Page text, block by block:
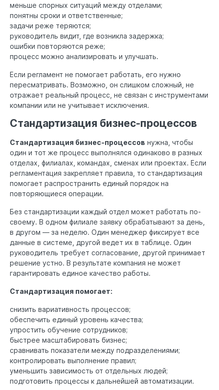
меньше спорных ситуаций между отделами;
понятны сроки и ответственные;
задачи реже теряются;
руководитель видит, где возникла задержка;
ошибки повторяются реже;
процесс можно анализировать и улучшать.
Если регламент не помогает работать, его нужно
пересматривать. Возможно, он слишком сложный, не
отражает реальный процесс, не связан с инструментами
компании или не учитывает исключения.
Стандартизация бизнес-процессов
Стандартизация бизнес-процессов нужна, чтобы
один и тот же процесс выполнялся одинаково в разных
отделах, филиалах, командах, сменах или проектах. Если
регламентация закрепляет правила, то стандартизация
помогает распространить единый порядок на
повторяющиеся операции.
Без стандартизации каждый отдел может работать по-
своему. В одном филиале заявку обрабатывают за день,
в другом — за неделю. Один менеджер фиксирует все
данные в системе, другой ведет их в таблице. Один
руководитель требует согласование, другой принимает
решение устно. В результате компания не может
гарантировать единое качество работы.
Стандартизация помогает:
снизить вариативность процессов;
обеспечить единый уровень качества;
упростить обучение сотрудников;
быстрее масштабировать бизнес;
сравнивать показатели между подразделениями;
контролировать выполнение правил;
уменьшить зависимость от отдельных людей;
подготовить процессы к дальнейшей автоматизации.